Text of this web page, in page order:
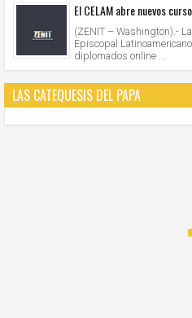
El CELAM abre nuevos
(ZENIT – Washington).-
Episcopal
diplomados online ...
LAS CATEQUESIS DEL PAPA